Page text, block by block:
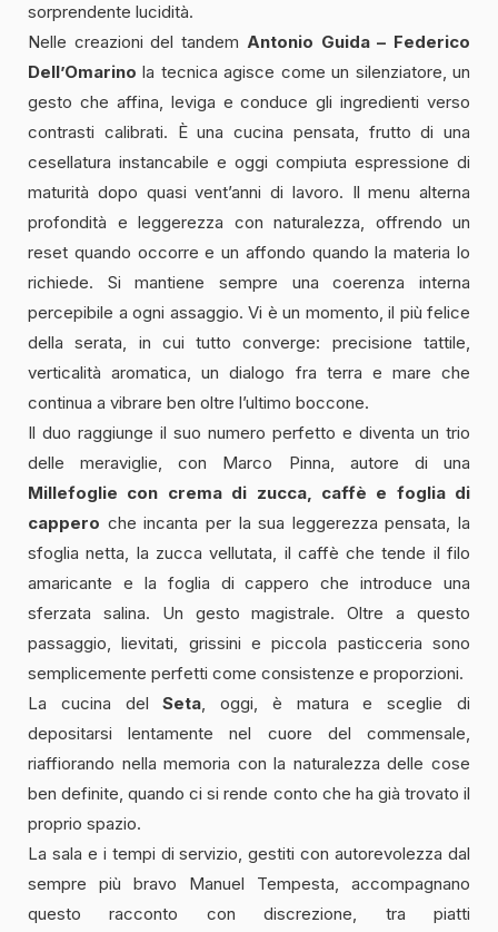
sorprendente lucidità.
Nelle creazioni del tandem Antonio Guida – Federico
Dell’Omarino la tecnica agisce come un silenziatore, un
gesto che affina, leviga e conduce gli ingredienti verso
contrasti calibrati. È una cucina pensata, frutto di una
cesellatura instancabile e oggi compiuta espressione di
maturità dopo quasi vent’anni di lavoro. Il menu alterna
profondità e leggerezza con naturalezza, offrendo un
reset quando occorre e un affondo quando la materia lo
richiede. Si mantiene sempre una coerenza interna
percepibile a ogni assaggio. Vi è un momento, il più felice
della serata, in cui tutto converge: precisione tattile,
verticalità aromatica, un dialogo fra terra e mare che
continua a vibrare ben oltre l’ultimo boccone.
Il duo raggiunge il suo numero perfetto e diventa un trio
delle meraviglie, con Marco Pinna, autore di una
Millefoglie con crema di zucca, caffè e foglia di
cappero che incanta per la sua leggerezza pensata, la
sfoglia netta, la zucca vellutata, il caffè che tende il filo
amaricante e la foglia di cappero che introduce una
sferzata salina. Un gesto magistrale. Oltre a questo
passaggio, lievitati, grissini e piccola pasticceria sono
semplicemente perfetti come consistenze e proporzioni.
La cucina delSeta, oggi, è matura e sceglie di
depositarsi lentamente nel cuore del commensale,
riaffiorando nella memoria con la naturalezza delle cose
ben definite, quando ci si rende conto che ha già trovato il
proprio spazio.
La sala e i tempi di servizio, gestiti con autorevolezza dal
sempre più bravo Manuel Tempesta, accompagnano
questo racconto con discrezione, tra piatti